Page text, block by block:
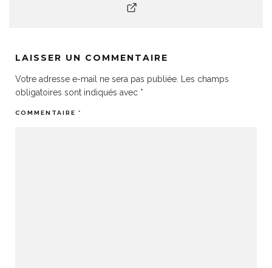
LAISSER UN COMMENTAIRE
Votre adresse e-mail ne sera pas publiée.
Les champs
obligatoires sont indiqués avec *
COMMENTAIRE *